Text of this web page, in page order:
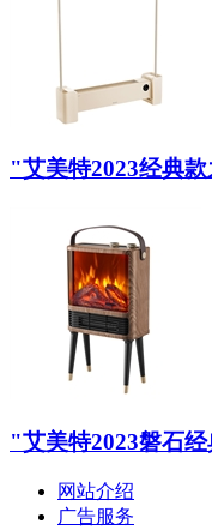
"艾美特2023经典
"艾美特2023磐石
网站介绍
广告服务